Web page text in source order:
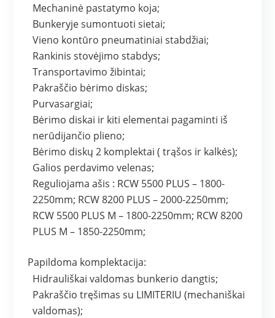
Mechaninė pastatymo koja;
Bunkeryje sumontuoti sietai;
Vieno kontūro pneumatiniai stabdžiai;
Rankinis stovėjimo stabdys;
Transportavimo žibintai;
Pakraščio bėrimo diskas;
Purvasargiai;
Bėrimo diskai ir kiti elementai pagaminti iš
nerūdijančio plieno;
Bėrimo diskų 2 komplektai ( trąšos ir kalkės);
Galios perdavimo velenas;
Reguliojama ašis : RCW 5500 PLUS – 1800-
2250mm; RCW 8200 PLUS – 2000-2250mm;
RCW 5500 PLUS M – 1800-2250mm; RCW 8200
PLUS M – 1850-2250mm;
Papildoma komplektacija:
Hidrauliškai valdomas bunkerio dangtis;
Pakraščio tręšimas su LIMITERIU (mechaniškai
valdomas);